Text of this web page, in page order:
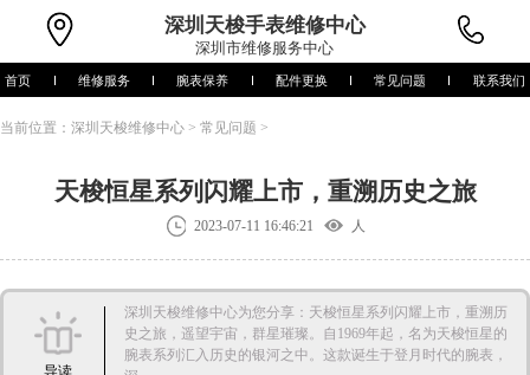
深圳 天梭手表维修中心
深圳市维修服务中心
首页 维修服务 腕表保养 配件更换 常见问题 联系我们
当前位置： 深圳天梭维修中心 > 常见问题 >
天梭恒星系列闪耀上市，重溯历史之旅
2023-07-11 16:46:21 人
导读
深圳天梭维修中心为您分享：天梭恒星系列闪耀上市，重溯历
史之旅，遥望宇宙，群星璀璨。自1969年起，名为天梭恒星的
腕表系列汇入历史的银河之中。这款诞生于登月时代的腕表，